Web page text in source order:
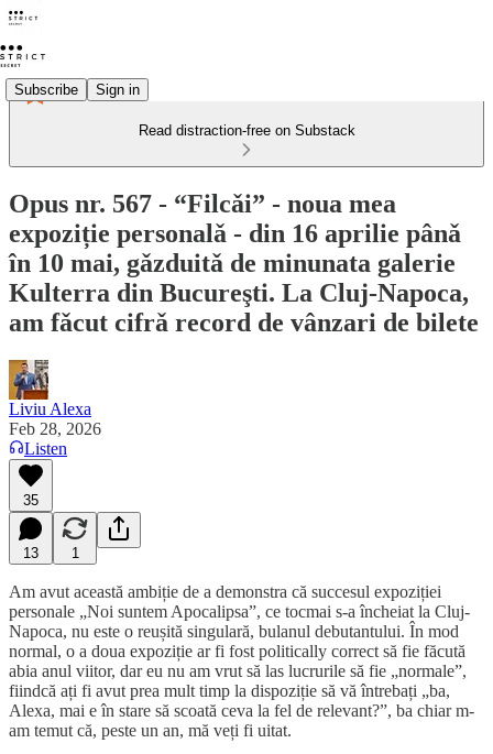
Subscribe Sign in
Read distraction-free on Substack
Opus nr. 567 - “Filcǎi” - noua mea
expoziție personalǎ - din 16 aprilie pânǎ
în 10 mai, gǎzduitǎ de minunata galerie
Kulterra din Bucureşti. La Cluj-Napoca,
am fǎcut cifrǎ record de vânzari de bilete
Liviu Alexa
Feb 28, 2026
Listen
35
13 1
Am avut această ambiție de a demonstra că succesul expoziției
personale „Noi suntem Apocalipsa”, ce tocmai s-a încheiat la Cluj-
Napoca, nu este o reușită singulară, bulanul debutantului. În mod
normal, o a doua expoziție ar fi fost politically correct să fie făcută
abia anul viitor, dar eu nu am vrut să las lucrurile să fie „normale”,
fiindcă ați fi avut prea mult timp la dispoziție să vă întrebați „ba,
Alexa, mai e în stare să scoată ceva la fel de relevant?”, ba chiar m-
am temut că, peste un an, mă veți fi uitat.